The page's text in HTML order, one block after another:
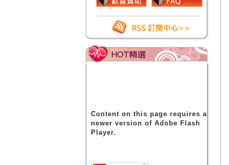
Content on this page requires a
newer version of Adobe Flash
Player.